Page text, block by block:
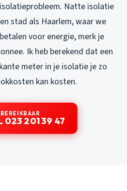
Natte isolatie
stad als Haarlem, waar we
voor energie, merk je
Ik heb berekend dat een
meter in je isolatie je zo
kan kosten.
023 201 39 47